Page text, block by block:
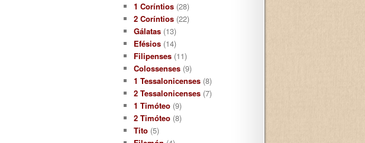
1 Coríntios (28)
2 Coríntios (22)
Gálatas (13)
Efésios (14)
Filipenses (11)
Colossenses (9)
1 Tessalonicenses (8)
2 Tessalonicenses (7)
1 Timóteo (9)
2 Timóteo (8)
Tito (5)